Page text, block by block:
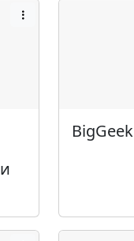
BigGeek